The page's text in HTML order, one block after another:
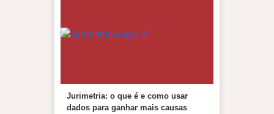
Jurimetria: o que é e como usar
dados para ganhar mais causas